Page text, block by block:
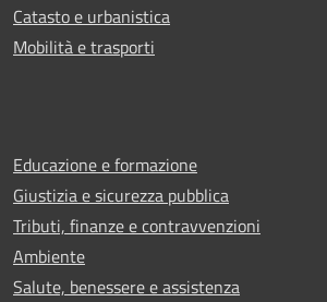
Catasto e urbanistica
Mobilità e trasporti
Educazione e formazione
Giustizia e sicurezza pubblica
Tributi, finanze e contravvenzioni
Ambiente
Salute, benessere e assistenza